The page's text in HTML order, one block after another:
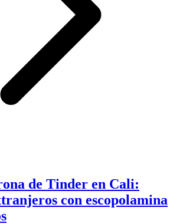
de Tinder en Cali:
con escopolamina